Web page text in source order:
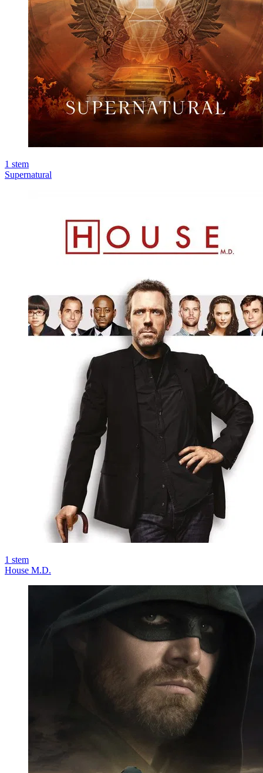
1 stem
Supernatural
1 stem
House M.D.